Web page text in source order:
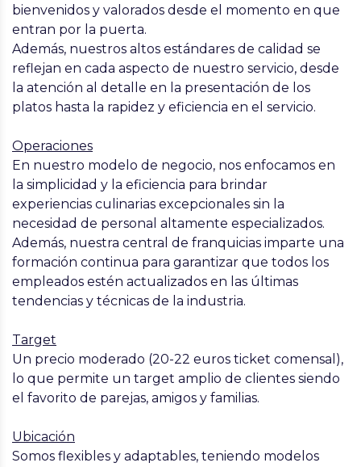
bienvenidos y valorados desde el momento en que
entran por la puerta.
Además, nuestros altos estándares de calidad se
reflejan en cada aspecto de nuestro servicio, desde
la atención al detalle en la presentación de los
platos hasta la rapidez y eficiencia en el servicio.
Operaciones
En nuestro modelo de negocio, nos enfocamos en
la simplicidad y la eficiencia para brindar
experiencias culinarias excepcionales sin la
necesidad de personal altamente especializados.
Además, nuestra central de franquicias imparte una
formación continua para garantizar que todos los
empleados estén actualizados en las últimas
tendencias y técnicas de la industria.
Target
Un precio moderado (20-22 euros ticket comensal),
lo que permite un target amplio de clientes siendo
el favorito de parejas, amigos y familias.
Ubicación
Somos flexibles y adaptables, teniendo modelos